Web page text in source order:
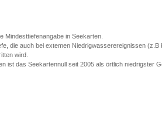
Mindesttiefenangabe in Seekarten.
die auch bei extemen Niedrigwasserereignissen (z.B
wird.
ist das Seekartennull seit 2005 als örtlich niedrigster